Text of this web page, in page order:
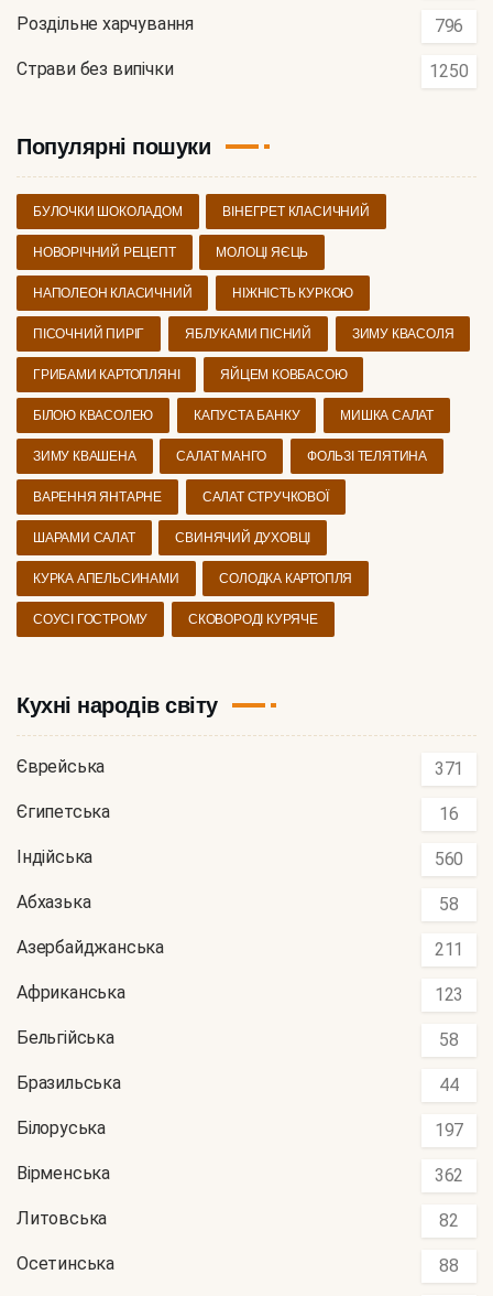
Роздільне харчування 796
Страви без випічки 1250
Популярні пошуки
БУЛОЧКИ ШОКОЛАДОМ ВІНЕГРЕТ КЛАСИЧНИЙ
НОВОРІЧНИЙ РЕЦЕПТ МОЛОЦІ ЯЄЦЬ
НАПОЛЕОН КЛАСИЧНИЙ НІЖНІСТЬ КУРКОЮ
ПІСОЧНИЙ ПИРІГ ЯБЛУКАМИ ПІСНИЙ ЗИМУ КВАСОЛЯ
ГРИБАМИ КАРТОПЛЯНІ ЯЙЦЕМ КОВБАСОЮ
БІЛОЮ КВАСОЛЕЮ КАПУСТА БАНКУ МИШКА САЛАТ
ЗИМУ КВАШЕНА САЛАТ МАНГО ФОЛЬЗІ ТЕЛЯТИНА
ВАРЕННЯ ЯНТАРНЕ САЛАТ СТРУЧКОВОЇ
ШАРАМИ САЛАТ СВИНЯЧИЙ ДУХОВЦІ
КУРКА АПЕЛЬСИНАМИ СОЛОДКА КАРТОПЛЯ
СОУСІ ГОСТРОМУ СКОВОРОДІ КУРЯЧЕ
Кухні народів світу
Єврейська 371
Єгипетська 16
Індійська 560
Абхазька 58
Азербайджанська 211
Африканська 123
Бельгійська 58
Бразильська 44
Білоруська 197
Вірменська 362
Литовська 82
Осетинська 88